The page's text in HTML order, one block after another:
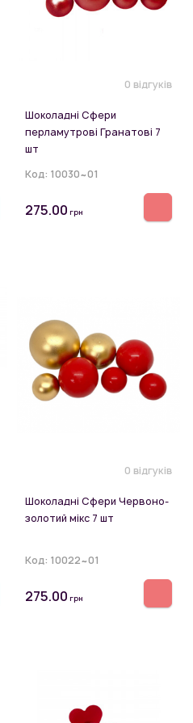
0 відгуків
Шоколадні Сфери
перламутрові Гранатові 7
шт
Код: 10030~01
275.00 грн
0 відгуків
Шоколадні Сфери Червоно-
золотий мікс 7 шт
Код: 10022~01
275.00 грн